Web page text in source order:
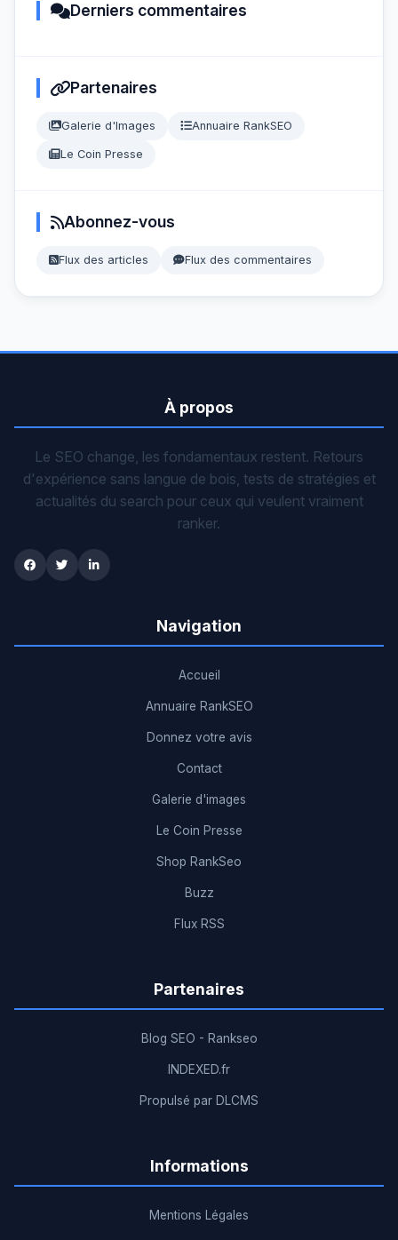
Derniers commentaires
Partenaires
Galerie d'Images Annuaire RankSEO
Le Coin Presse
Abonnez-vous
Flux des articles Flux des commentaires
À propos
Le SEO change, les fondamentaux restent. Retours
d'expérience sans langue de bois, tests de stratégies et
actualités du search pour ceux qui veulent vraiment
ranker.
Navigation
Accueil
Annuaire RankSEO
Donnez votre avis
Contact
Galerie d'images
Le Coin Presse
Shop RankSeo
Buzz
Flux RSS
Partenaires
Blog SEO - Rankseo
INDEXED.fr
Propulsé par DLCMS
Informations
Mentions Légales